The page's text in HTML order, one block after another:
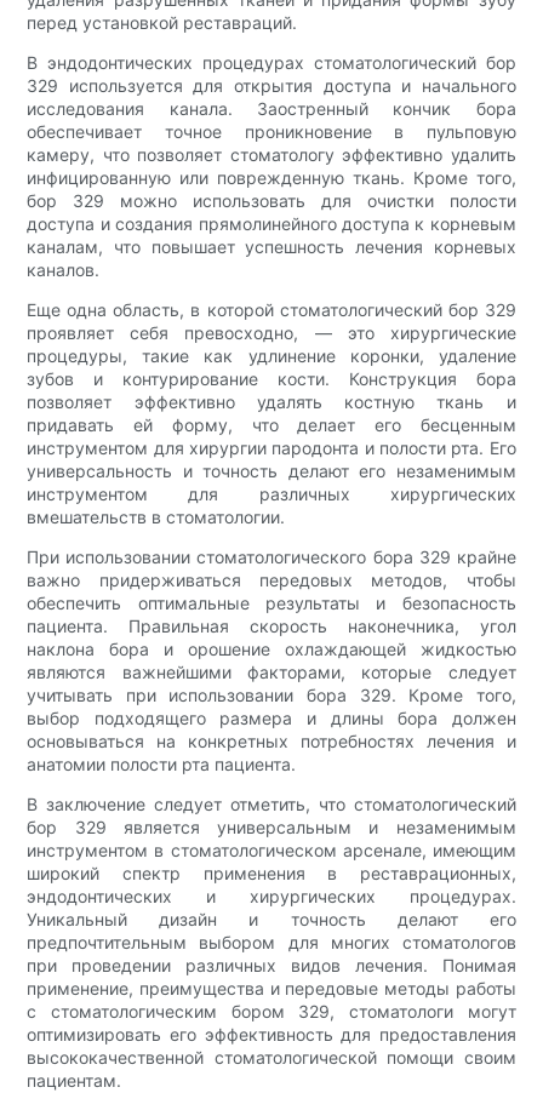
перед установкой реставраций.
В эндодонтических процедурах стоматологический бор
329 используется для открытия доступа и начального
исследования канала. Заостренный кончик бора
обеспечивает точное проникновение в пульповую
камеру, что позволяет стоматологу эффективно удалить
инфицированную или поврежденную ткань. Кроме того,
бор 329 можно использовать для очистки полости
доступа и создания прямолинейного доступа к корневым
каналам, что повышает успешность лечения корневых
каналов.
Еще одна область, в которой стоматологический бор 329
проявляет себя превосходно, — это хирургические
процедуры, такие как удлинение коронки, удаление
зубов и контурирование кости. Конструкция бора
позволяет эффективно удалять костную ткань и
придавать ей форму, что делает его бесценным
инструментом для хирургии пародонта и полости рта. Его
универсальность и точность делают его незаменимым
инструментом для различных хирургических
вмешательств в стоматологии.
При использовании стоматологического бора 329 крайне
важно придерживаться передовых методов, чтобы
обеспечить оптимальные результаты и безопасность
пациента. Правильная скорость наконечника, угол
наклона бора и орошение охлаждающей жидкостью
являются важнейшими факторами, которые следует
учитывать при использовании бора 329. Кроме того,
выбор подходящего размера и длины бора должен
основываться на конкретных потребностях лечения и
анатомии полости рта пациента.
В заключение следует отметить, что стоматологический
бор 329 является универсальным и незаменимым
инструментом в стоматологическом арсенале, имеющим
широкий спектр применения в реставрационных,
эндодонтических и хирургических процедурах.
Уникальный дизайн и точность делают его
предпочтительным выбором для многих стоматологов
при проведении различных видов лечения. Понимая
применение, преимущества и передовые методы работы
с стоматологическим бором 329, стоматологи могут
оптимизировать его эффективность для предоставления
высококачественной стоматологической помощи своим
пациентам.